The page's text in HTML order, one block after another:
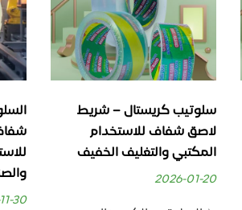
– شريط
الخفيف
السلوتيب الكريستال:
شفاف بجودة عالية
للاستخدامات اليومية